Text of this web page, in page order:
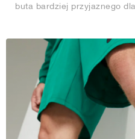
buta bardziej przyjaznego